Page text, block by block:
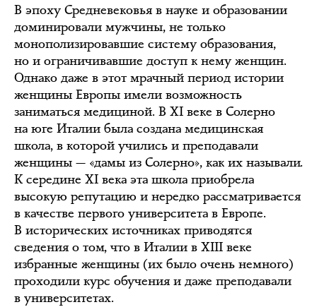
В эпоху Средневековья в науке и образовании
доминировали мужчины, не только
монополизировавшие систему образования,
но и ограничивавшие доступ к нему женщин.
Однако даже в этот мрачный период истории
женщины Европы имели возможность
заниматься медициной. В XI веке в Солерно
на юге Италии была создана медицинская
школа, в которой учились и преподавали
женщины — «дамы из Солерно», как их называли.
К середине XI века эта школа приобрела
высокую репутацию и нередко рассматривается
в качестве первого университета в Европе.
В исторических источниках приводятся
сведения о том, что в Италии в XIII веке
избранные женщины (их было очень немного)
проходили курс обучения и даже преподавали
в университетах.